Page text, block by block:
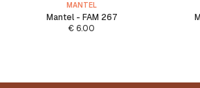
MANTEL
Mantel - FAM 267
€ 6.00